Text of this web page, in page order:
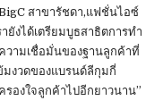
สาขารัชดา,แฟชั่นไอซ์
ยังได้เตรียมบูธสาธิตการทำ
วามเชื่อมั่นของฐานลูกค้าที่
งวดของแบรนด์ลีกุมกี่
รองใจลูกค้าไปอีกยาวนาน”